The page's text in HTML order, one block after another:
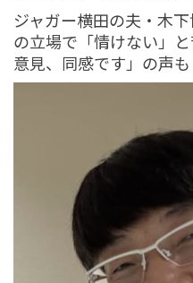
tend Editorial
「ちゃんと空気
「会議で直接言
すよね」と辛辣
表、社会保障国
HUMAN（話題の人）
tend Editorial
ジャガー横田の夫・木
の立場で「情けない」
意見、同感です」の声も